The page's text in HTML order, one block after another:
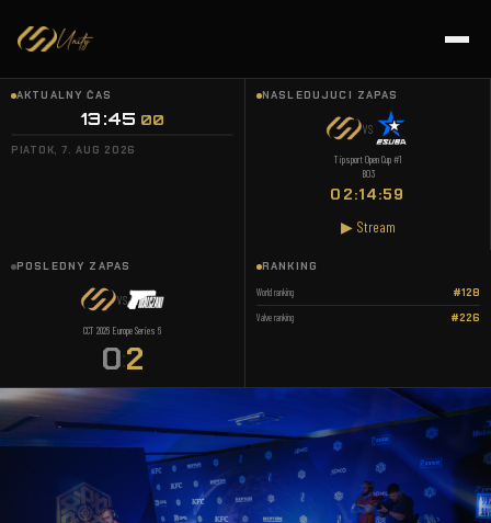
AKTUÁLNY ČAS
13:45 00
PIATOK, 7. AUG 2026
NASLEDUJÚCI ZÁPAS
VS
Tipsport Open Cup #1
BO3
02:14:59
▶ Stream
POSLEDNÝ ZÁPAS
VS
CCT 2026 Europe Series 6
0:2
RANKING
World ranking #128
Valve ranking #226